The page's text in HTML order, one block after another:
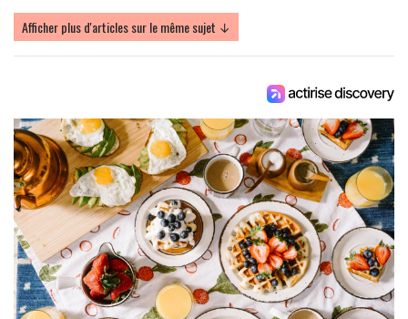
Afficher plus d'articles sur le même sujet ↓